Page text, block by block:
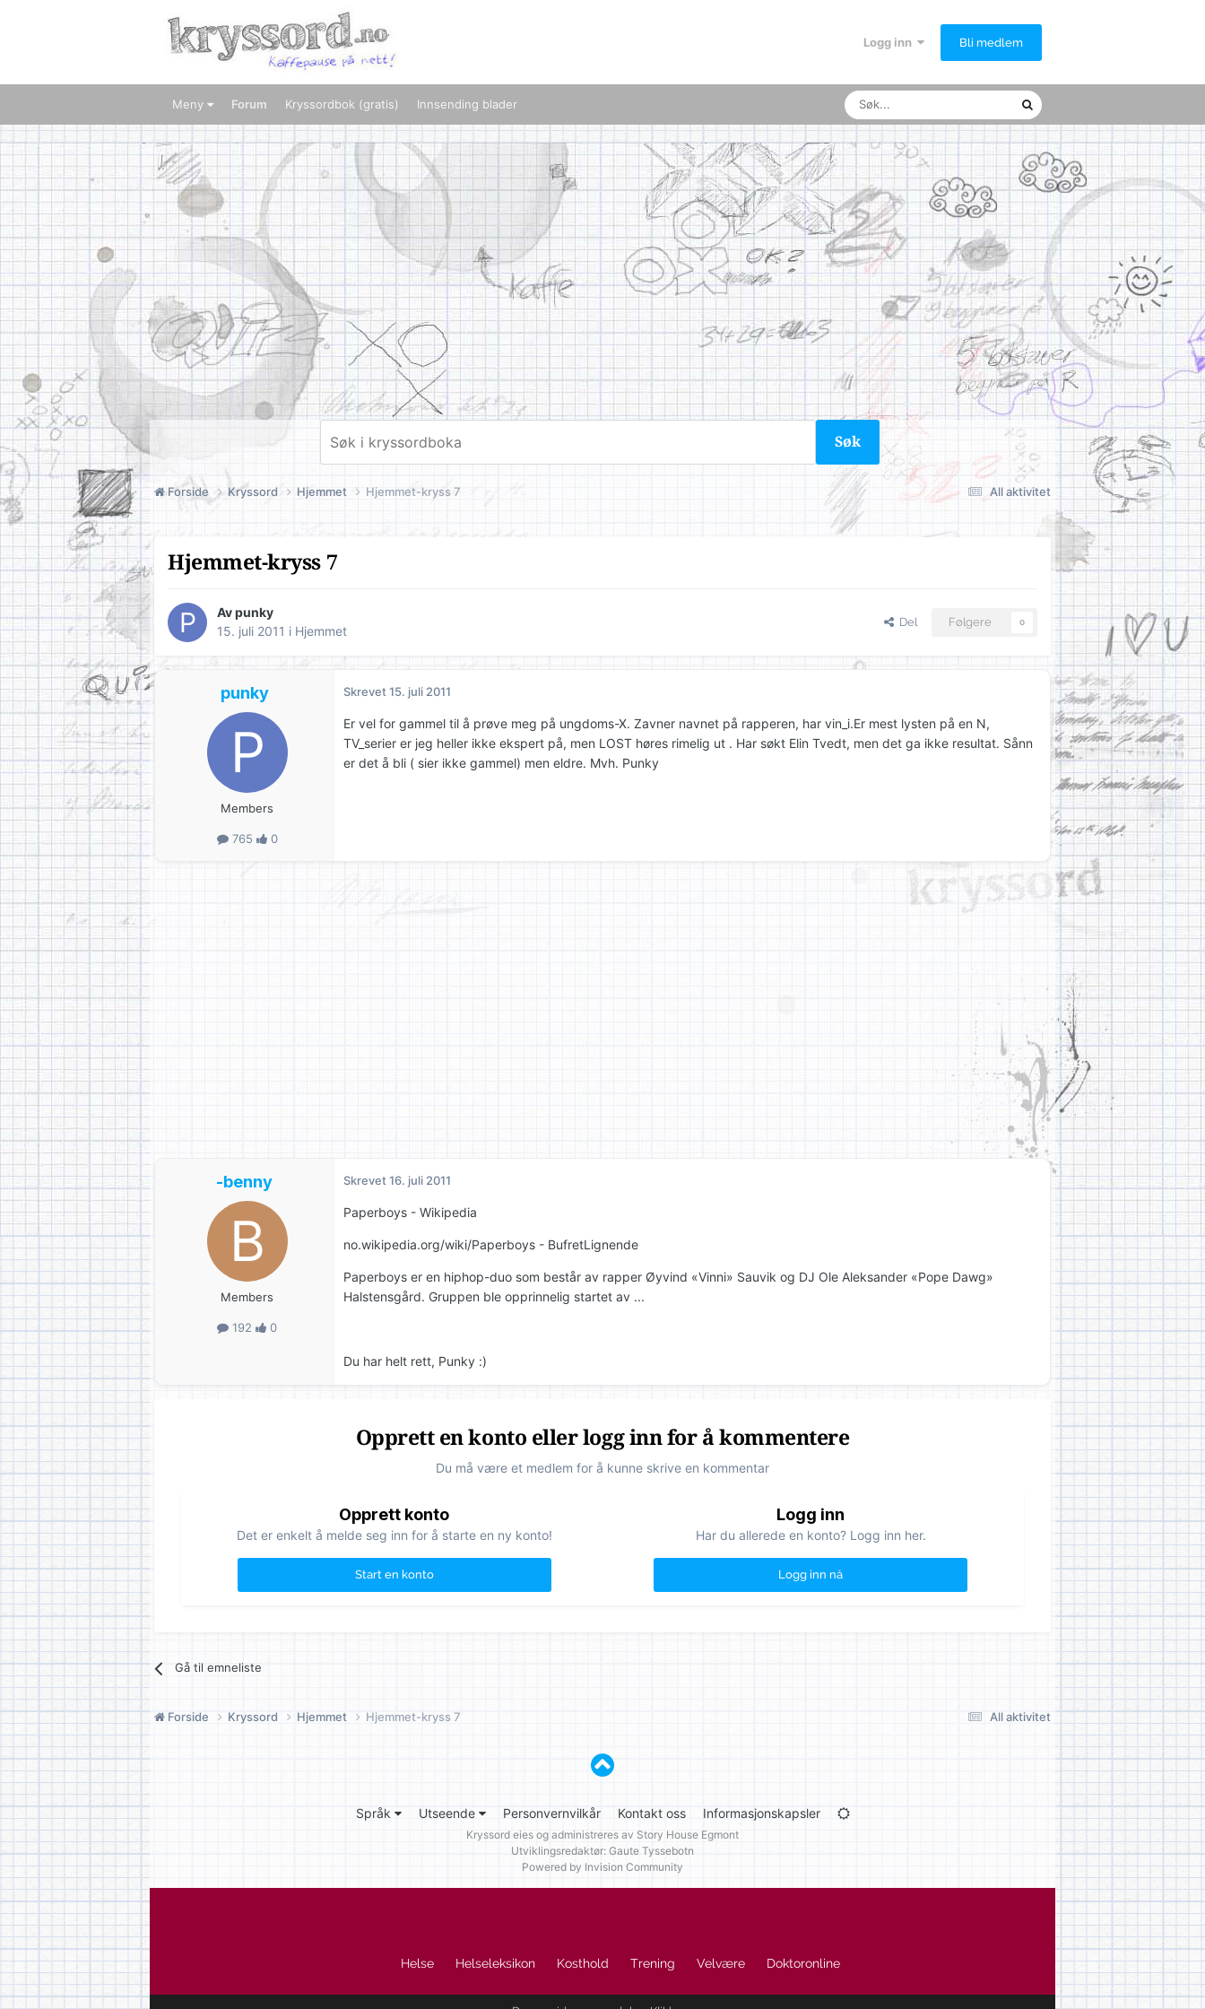
Logg inn Bli medlem
Meny Forum Kryssordbok (gratis) Innsending blader
Søk
All aktivitet
Forside Kryssord Hjemmet Hjemmet-kryss 7
Hjemmet-kryss 7
Avpunky
15. juli 2011 i Hjemmet
Del Følgere 0
punky
Members
765 0
Skrevet15. juli 2011
Er vel for gammel til å prøve meg på ungdoms-X. Zavner navnet på rapperen, har vin_i.Er mest lysten på en N,
TV_serier er jeg heller ikke ekspert på, men LOST høres rimelig ut . Har søkt Elin Tvedt, men det ga ikke resultat. Sånn
er det å bli ( sier ikke gammel) men eldre. Mvh. Punky
-benny
Members
192 0
Skrevet16. juli 2011
Paperboys - Wikipedia
no.wikipedia.org/wiki/Paperboys - BufretLignende
Paperboys er en hiphop-duo som består av rapper Øyvind «Vinni» Sauvik og DJ Ole Aleksander «Pope Dawg»
Halstensgård. Gruppen ble opprinnelig startet av ...
Du har helt rett, Punky :)
Opprett en konto eller logg inn for å kommentere
Du må være et medlem for å kunne skrive en kommentar
Opprett konto
Det er enkelt å melde seg inn for å starte en ny konto!
Start en konto
Logg inn
Har du allerede en konto? Logg inn her.
Logg inn nå
Gå til emneliste
All aktivitet
Forside Kryssord Hjemmet Hjemmet-kryss 7
Språk Utseende Personvernvilkår Kontakt oss Informasjonskapsler
Kryssord eies og administreres av Story House Egmont
Utviklingsredaktør: Gaute Tyssebotn
Powered by Invision Community
Helse Helseleksikon Kosthold Trening Velvære Doktoronline